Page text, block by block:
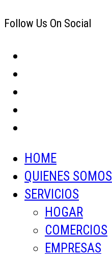
Follow Us On Social
HOME
QUIENES SOMOS
SERVICIOS
HOGAR
COMERCIOS
EMPRESAS